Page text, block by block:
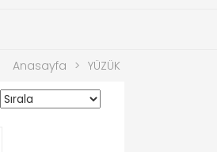
Anasayfa > YÜZÜK